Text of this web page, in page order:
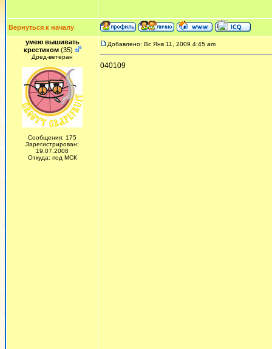
Вернуться к началу
умею вышивать
крестиком(35)
Дред-ветеран
Сообщения: 175
Зарегистрирован:
19.07.2008
Откуда: под МСК
Добавлено: Вс Янв 11, 2009 4:45 am
040109